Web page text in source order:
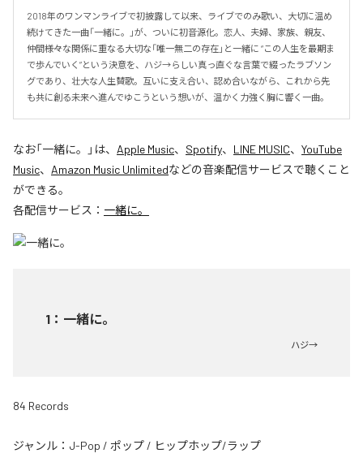
2018年のワンマンライブで初披露して以来、ライブでのみ歌い、大切に温め
続けてきた一曲「一緒に。」が、ついに初音源化。恋人、夫婦、家族、親友、
仲間――様々な関係に重なる大切な「唯一無二の存在」と一緒に “この人生を最期ま
で歩んでいく”という決意を、ハジ→らしい真っ直ぐな言葉で綴ったラブソン
グであり、壮大な人生賛歌。互いに支え合い、認め合いながら、これから先
も共に創る未来へ進んでゆこうという想いが、温かく力強く胸に響く一曲。
なお「一緒に。 」は、 Apple Music、 Spotify、 LINE MUSIC、 YouTube
Music、 Amazon Music Unlimitedなどの音楽配信サービスで聴くこと
ができる。
各配信サービス： 一緒に。
1 ： 一緒に。
ハジ→
84 Records
ジャンル： J-Pop / ポップ / ヒップホップ/ラップ